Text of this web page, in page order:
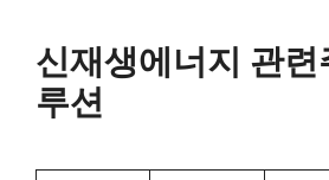
신재생에너지 관
루션